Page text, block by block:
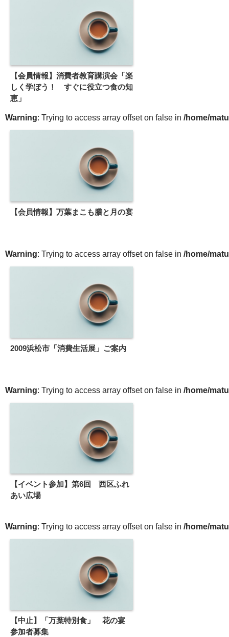
【会員情報】消費者教育講演会「楽
しく学ぼう！ すぐに役立つ食の知
恵」
Warning: Trying to access array offset on false in /home/
【会員情報】万葉まこも膳と月の宴
Warning: Trying to access array offset on false in /home/
2009浜松市「消費生活展」ご案内
Warning: Trying to access array offset on false in /home/
【イベント参加】第6回 西区ふれ
あい広場
Warning: Trying to access array offset on false in /home/
【中止】「万葉特別食」 花の宴
参加者募集